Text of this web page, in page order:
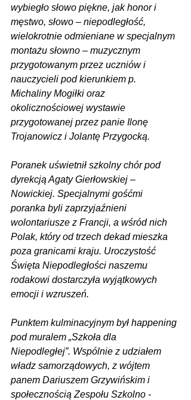
wybiegło słowo piękne, jak honor i
męstwo, słowo – niepodległość,
wielokrotnie odmieniane w specjalnym
montażu słowno – muzycznym
przygotowanym przez uczniów i
nauczycieli pod kierunkiem p.
Michaliny Mogiłki oraz
okolicznościowej wystawie
przygotowanej przez panie Ilonę
Trojanowicz i Jolantę Przygocką.
Poranek uświetnił szkolny chór pod
dyrekcją Agaty Gierłowskiej –
Nowickiej. Specjalnymi gośćmi
poranka byli zaprzyjaźnieni
wolontariusze z Francji, a wśród nich
Polak, który od trzech dekad mieszka
poza granicami kraju. Uroczystość
Święta Niepodległości naszemu
rodakowi dostarczyła wyjątkowych
emocji i wzruszeń.
Punktem kulminacyjnym był happening
pod muralem „Szkoła dla
Niepodległej”. Wspólnie z udziałem
władz samorządowych, z wójtem
panem Dariuszem Grzywińskim i
społecznością Zespołu Szkolno -